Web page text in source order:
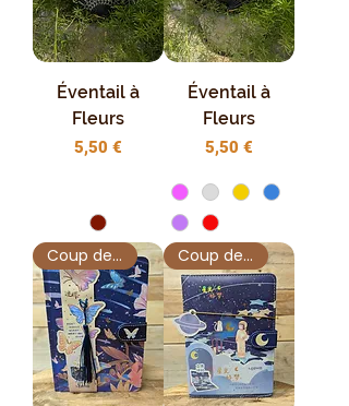
Éventail à
Fleurs
Prix
5,50 €
Éventail à
Fleurs
Prix
5,50 €
Coup de Cœur Coup de Cœur